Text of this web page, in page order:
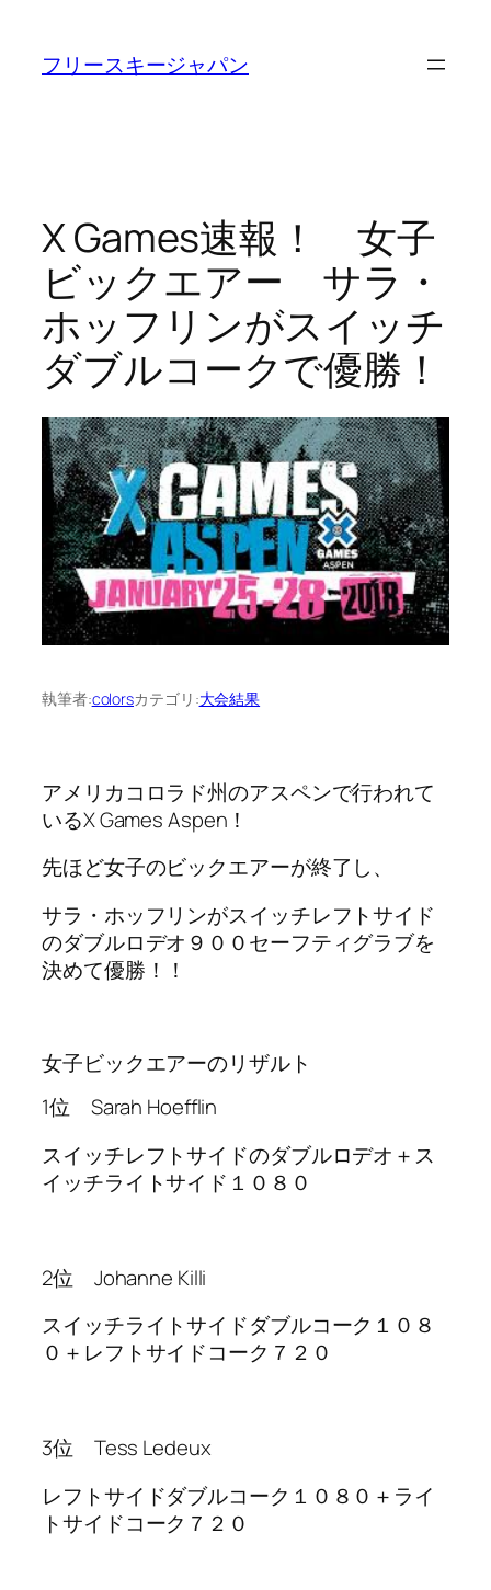
フリースキージャパン
X Games速報！ 女子
ビックエアー サラ・
ホッフリンがスイッチ
ダブルコークで優勝！
執筆者:colorsカテゴリ:大会結果
アメリカコロラド州のアスペンで行われて
いるX Games Aspen！
先ほど女子のビックエアーが終了し、
サラ・ホッフリンがスイッチレフトサイド
のダブルロデオ９００セーフティグラブを
決めて優勝！！
女子ビックエアーのリザルト
1位 Sarah Hoefflin
スイッチレフトサイドのダブルロデオ＋ス
イッチライトサイド１０８０
2位 Johanne Killi
スイッチライトサイドダブルコーク１０８
０＋レフトサイドコーク７２０
3位 Tess Ledeux
レフトサイドダブルコーク１０８０＋ライ
トサイドコーク７２０